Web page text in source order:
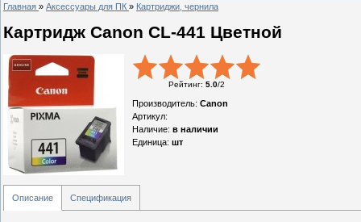
Главная » Аксессуары для ПК » Картриджи, чернила
Картридж Canon CL-441 Цветной
Рейтинг: 5.0/2
Производитель: Canon
Артикул:
Наличие: в наличии
Единица: шт
Описание Спецификация